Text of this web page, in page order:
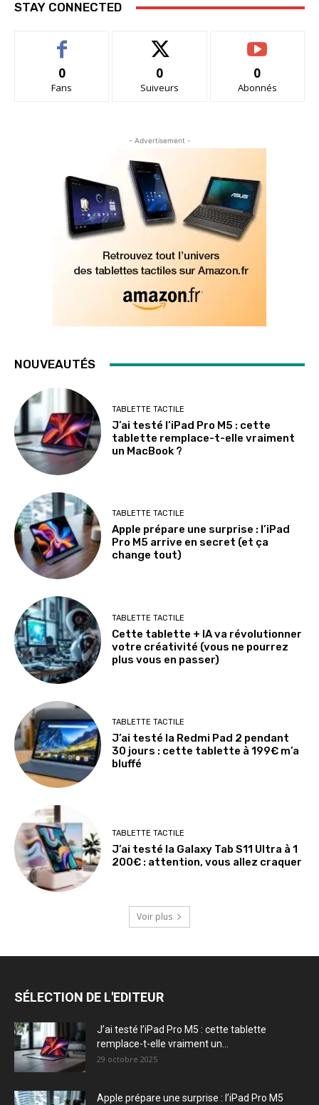
STAY CONNECTED
0
Fans
0
Suiveurs
0
Abonnés
- Advertisement -
NOUVEAUTÉS
TABLETTE TACTILE
J’ai testé l’iPad Pro M5 : cette
tablette remplace-t-elle vraiment
un MacBook ?
TABLETTE TACTILE
Apple prépare une surprise : l’iPad
Pro M5 arrive en secret (et ça
change tout)
TABLETTE TACTILE
Cette tablette + IA va révolutionner
votre créativité (vous ne pourrez
plus vous en passer)
TABLETTE TACTILE
J’ai testé la Redmi Pad 2 pendant
30 jours : cette tablette à 199€ m’a
bluffé
TABLETTE TACTILE
J’ai testé la Galaxy Tab S11 Ultra à 1
200€ : attention, vous allez craquer
Voir plus
SÉLECTION DE L'EDITEUR
J’ai testé l’iPad Pro M5 : cette tablette
remplace-t-elle vraiment un...
29 octobre 2025
Apple prépare une surprise : l’iPad Pro M5